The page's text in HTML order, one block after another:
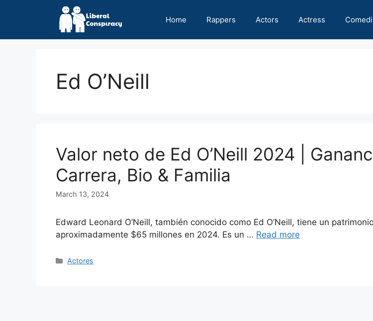
Home Rappers Actors Actress
Ed O’Neill
Valor neto de Ed O’Neill 2024 |
Carrera, Bio & Familia
March 13, 2024
Edward Leonard O’Neill, también conocido como Ed O’Neill, tiene un
aproximadamente $65 millones en 2024. Es un … Read more
Categories
Actores